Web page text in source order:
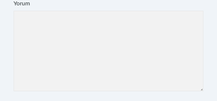
Yorum